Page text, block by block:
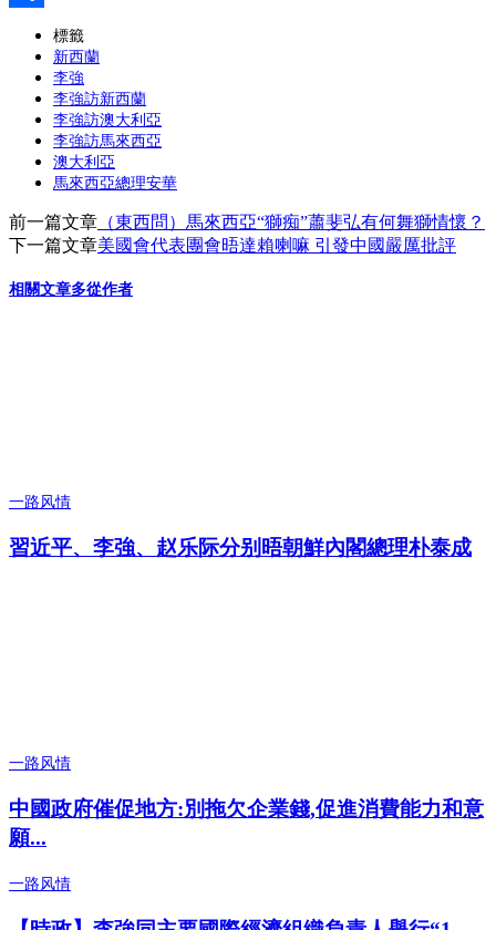
標籤
新西蘭
李強
李強訪新西蘭
李強訪澳大利亞
李強訪馬來西亞
澳大利亞
馬來西亞總理安華
前一篇文章 （東西問）馬來西亞“獅痴”蕭斐弘有何舞獅情懷？
下一篇文章美國會代表團會晤達賴喇嘛 引發中國嚴厲批評
相關文章多從作者
一路风情
習近平、李強、赵乐际分别晤朝鮮內閣總理朴泰成
一路风情
中國政府催促地方:別拖欠企業錢,促進消費能力和意
願...
一路风情